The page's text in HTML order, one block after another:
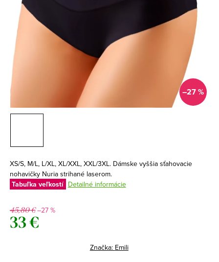
–27 %
XS/S, M/L, L/XL, XL/XXL, XXL/3XL. Dámske vyššia sťahovacie
nohavičky Nuria strihané laserom.
Tabuľka veľkostí Detailné informácie
45,80 €–27 %
33 €
Značka: Emili